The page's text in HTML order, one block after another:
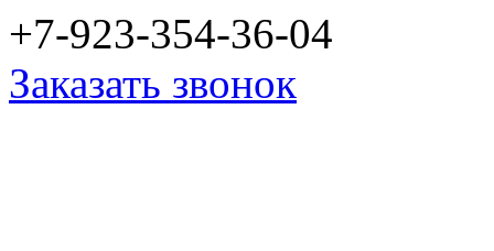
+7-923-354-36-04
Заказать звонок